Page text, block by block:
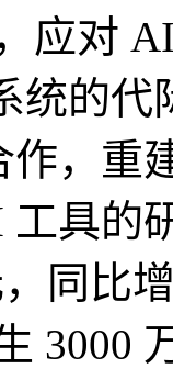
应对
统的
作，重
具的
同比
3000